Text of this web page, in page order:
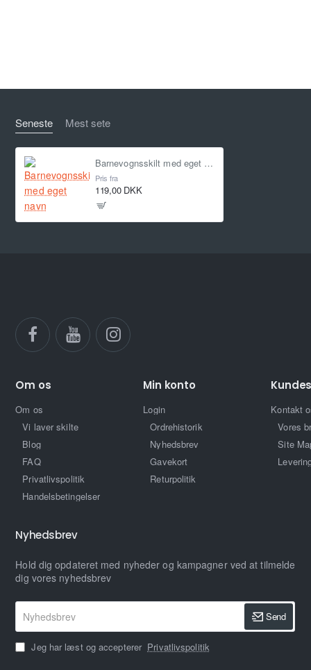
Seneste Mest sete
Barnevognsskilt med eget navn
Pris fra
119,00 DKK
Om os
Om os
Vi laver skilte
Blog
FAQ
Privatlivspolitik
Handelsbetingelser
Min konto
Login
Ordrehistorik
Nyhedsbrev
Gavekort
Returpolitik
Kontakt
Vores
Site
Nyhedsbrev
Hold dig opdateret med nyheder og kampagner ved at tilmelde
dig vores nyhedsbrev
Nyhedsbrev
Send
Jeg har læst og accepterer Privatlivspolitik